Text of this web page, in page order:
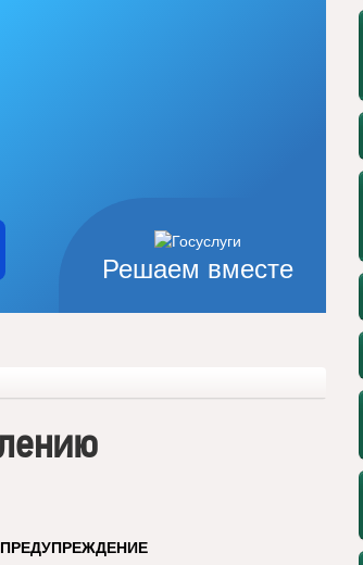
Решаем вместе